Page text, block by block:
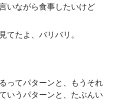
いながら食事したいけど
てたよ、バリバリ。
ってパターンと、もうそれ
いうパターンと、たぶんい